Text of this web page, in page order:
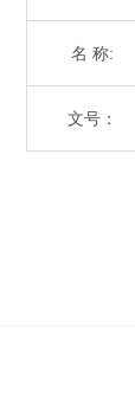
名 称:
文号：